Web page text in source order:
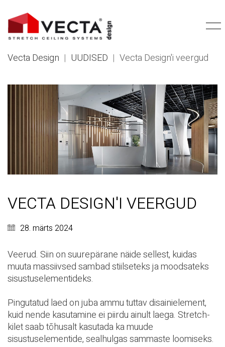
Vecta Design | UUDISED | Vecta Design'i veergud
VECTA DESIGN'I VEERGUD
28. märts 2024
Veerud. Siin on suurepärane näide sellest, kuidas
muuta massiivsed sambad stiilseteks ja moodsateks
sisustuselementideks.
Pingutatud laed on juba ammu tuttav disainielement,
kuid nende kasutamine ei piirdu ainult laega. Stretch-
kilet saab tõhusalt kasutada ka muude
sisustuselementide, sealhulgas sammaste loomiseks.